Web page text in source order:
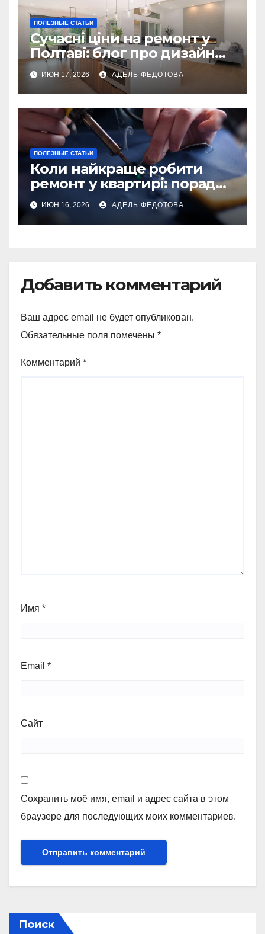
ПОЛЕЗНЫЕ СТАТЬИ
Сучасні ціни на ремонт у
Полтаві: блог про дизайн
інтер\’єру
ИЮН 17, 2026 АДЕЛЬ ФЕДОТОВА
ПОЛЕЗНЫЕ СТАТЬИ
Коли найкраще робити
ремонт у квартирі: поради
та особливості 2026
ИЮН 16, 2026 АДЕЛЬ ФЕДОТОВА
Добавить комментарий
Ваш адрес email не будет опубликован.
Обязательные поля помечены *
Комментарий *
Имя *
Email *
Сайт
Сохранить моё имя, email и адрес сайта в этом
браузере для последующих моих комментариев.
Поиск